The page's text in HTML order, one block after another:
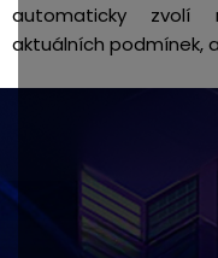
automaticky zvolí
aktuálních podmínek,